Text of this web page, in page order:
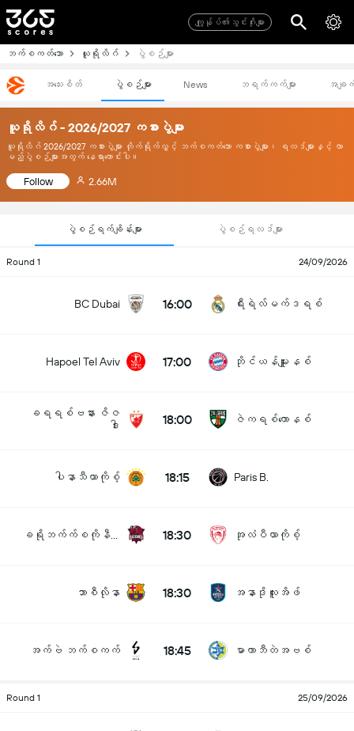
ကျွုန်ုပ်၏သွင်းဂိုးများ
ဘက်စကတ်ဘော ယူရိုလိဂ် ပွဲစဉ်များ
အသေးစိတ် ပွဲစဉ်များ News ဘရက်ကက်များ အချ
ယူရိုလိဂ် - 2026/2027 ကစားပွဲများ
ယူရိုလိဂ် 2026/2027 ကစားပွဲများ တိုက်ရိုက်လွှင့် ဘက်စကတ်ဘော ကစားပွဲများ၊ ရလဒ်များနှင့် လာ
မည့်ပွဲစဉ်များအတွက် နေရာကောင်းပါ။
Follow 2.66M
ပွဲစဉ်ရက်ချိန်းများ ပွဲစဉ်ရလဒ်များ
Round 1 24/09/2026
BC Dubai 16:00 ရီးရဲလ်မက်ဒရစ်
Hapoel Tel Aviv 17:00 ဘိုင်ယန်မျူးနစ်
ခရရစ်ဗနား ဇိဇ
ဒါး
18:00 ဇဲကရစ်ကောနစ်
ပါနာသီယာကိုစ့် 18:15 Paris B.
18:30 အုလံပီယာကိုစ့်
ဘာစီလိုနာ 18:30 အနာဒိုလူးအိဖ်
အက်ဗဲ ဘက်စကက် 18:45 မာကာဘီတဲအဗစ်
Round 1 25/09/2026